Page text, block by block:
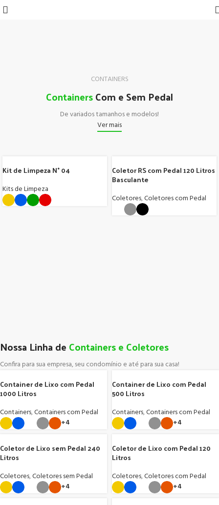
CONTAINERS
ContainersCom e Sem Pedal
De variados tamanhos e modelos!
Ver mais
Kit de Limpeza N° 04
Kits de Limpeza
Coletor RS com Pedal 120 Litros
Basculante
Coletores,Coletores com Pedal
Nossa Linha deContainers e Coletores
Confira para sua empresa, seu condomínio e até para sua casa!
Container de Lixo com Pedal
1000 Litros
Containers,Containers com Pedal
+4
Container de Lixo com Pedal
500 Litros
Containers,Containers com Pedal
+4
Coletor de Lixo sem Pedal 240
Litros
Coletores,Coletores sem Pedal
+4
Coletor de Lixo com Pedal 120
Litros
Coletores,Coletores com Pedal
+4